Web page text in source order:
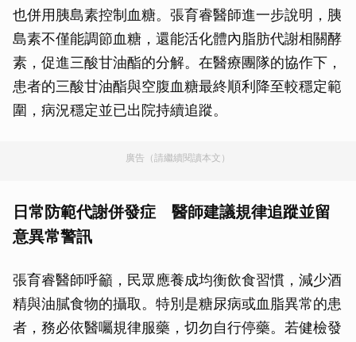
也併用胰島素控制血糖。張育睿醫師進一步說明，胰
島素不僅能調節血糖，還能活化體內脂肪代謝相關酵
素，促進三酸甘油酯的分解。在醫療團隊的協作下，
患者的三酸甘油酯與空腹血糖最終順利降至較穩定範
圍，病況穩定並已出院持續追蹤。
廣告（請繼續閱讀本文）
日常防範代謝併發症 醫師建議規律追蹤並留
意異常警訊
張育睿醫師呼籲，民眾應養成均衡飲食習慣，減少酒
精與油膩食物的攝取。特別是糖尿病或血脂異常的患
者，務必依醫囑規律服藥，切勿自行停藥。若健檢發